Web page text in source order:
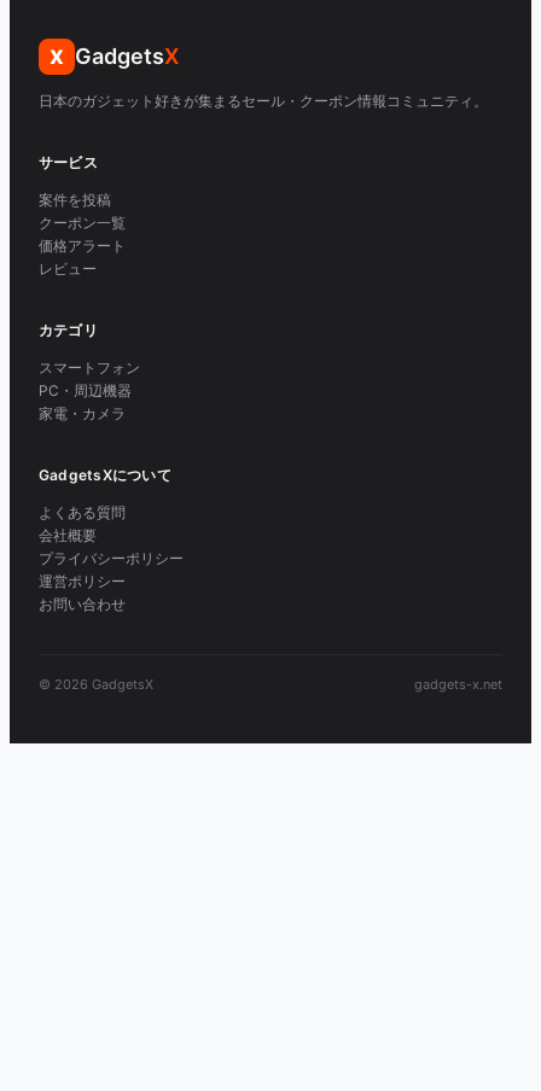
X GadgetsX
日本のガジェット好きが集まるセール・クーポン情報コミュニティ。
サービス
案件を投稿
クーポン一覧
価格アラート
レビュー
カテゴリ
スマートフォン
PC・周辺機器
家電・カメラ
GadgetsXについて
よくある質問
会社概要
プライバシーポリシー
運営ポリシー
お問い合わせ
© 2026 GadgetsX gadgets-x.net